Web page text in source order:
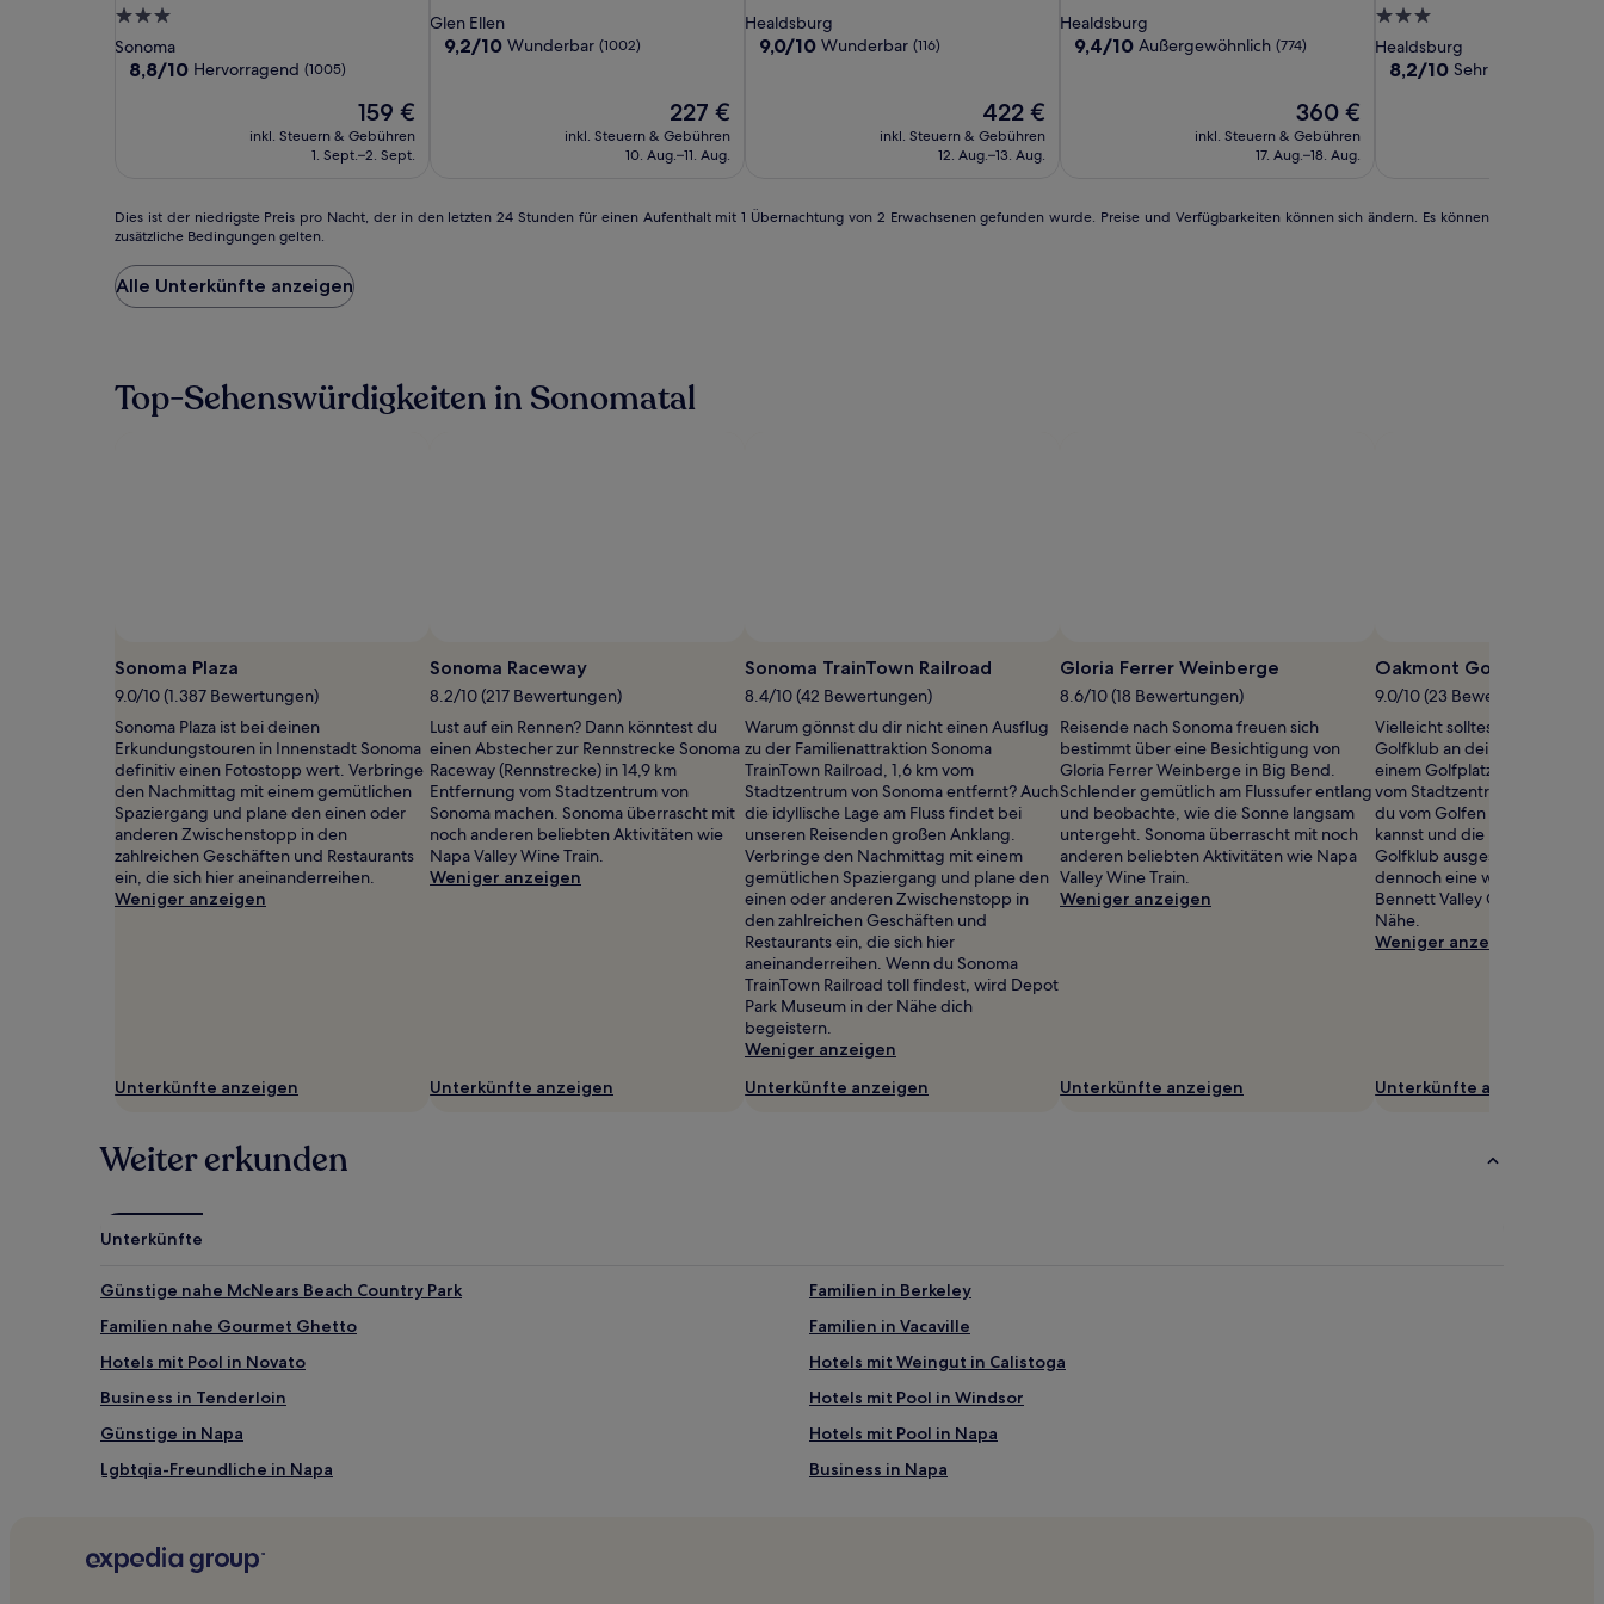
Inn,
Tapestry
Collection
Inn,
Tapestry
Inn,
Tapestry
Inn,
Tapestry
3.0-
Sterne-
Unterkunft
Sonoma
8.8
8,8/10 Hervorragend (1005)
Der
Preis
beträgt
159 €
inkl. Steuern & Gebühren
1. Sept.–2. Sept.
Sterne-
Unterkunft
Glen Ellen
9.2
9,2/10 Wunderbar (1002)
Der
Preis
beträgt
227 €
inkl. Steuern & Gebühren
10. Aug.–11. Aug.
Sterne-
Unterkunft
Healdsburg
9.0
9,0/10 Wunderbar (116)
Der
Preis
beträgt
422 €
inkl. Steuern & Gebühren
12. Aug.–13. Aug.
Sterne-
Unterkunft
Healdsburg
9.4
9,4/10 Außergewöhnlich (774)
Der
Preis
beträgt
360 €
inkl. Steuern & Gebühren
17. Aug.–18. Aug.
Inn
MOD
Collection
3.0-
Sterne-
Unterkunft
Healdsburg
8.2
8,2/10 Sehr gut
Dies
ist
der
niedrigste
Preis
in
den
Preise
und
Verfügbarkeiten
können
sich
ändern.
Es
können
zusätzliche
Bedingungen
gelten.
Dies ist der niedrigste Preis pro Nacht, der in den letzten 24 Stunden für einen Aufenthalt mit 1 Übernachtung von 2 Erwachsenen gefunden wurde. Preise und Verfügbarkeiten können sich ändern. Es können
zusätzliche Bedingungen gelten.
Alle Unterkünfte anzeigen
Top-Sehenswürdigkeiten in Sonomatal
Sonoma Plaza
9.0/10 (1.387 Bewertungen)
Sonoma Plaza ist bei deinen
Erkundungstouren in Innenstadt Sonoma
definitiv einen Fotostopp wert. Verbringe
den Nachmittag mit einem gemütlichen
Spaziergang und plane den einen oder
anderen Zwischenstopp in den
zahlreichen Geschäften und Restaurants
ein, die sich hier aneinanderreihen.
Weniger anzeigen
Unterkünfte anzeigen
Sonoma Raceway
8.2/10 (217 Bewertungen)
Lust auf ein Rennen? Dann könntest du
einen Abstecher zur Rennstrecke Sonoma
Raceway (Rennstrecke) in 14,9 km
Entfernung vom Stadtzentrum von
Sonoma machen. Sonoma überrascht mit
noch anderen beliebten Aktivitäten wie
Napa Valley Wine Train.
Weniger anzeigen
Unterkünfte anzeigen
Foto
von
Perla
Davis
Sonoma TrainTown Railroad
8.4/10 (42 Bewertungen)
Warum gönnst du dir nicht einen Ausflug
zu der Familienattraktion Sonoma
TrainTown Railroad, 1,6 km vom
Stadtzentrum von Sonoma entfernt? Auch
die idyllische Lage am Fluss findet bei
unseren Reisenden großen Anklang.
Verbringe den Nachmittag mit einem
gemütlichen Spaziergang und plane den
einen oder anderen Zwischenstopp in
den zahlreichen Geschäften und
Restaurants ein, die sich hier
aneinanderreihen. Wenn du Sonoma
TrainTown Railroad toll findest, wird Depot
Park Museum in der Nähe dich
begeistern.
Weniger anzeigen
Unterkünfte anzeigen
Gloria Ferrer Weinberge
8.6/10 (18 Bewertungen)
Reisende nach Sonoma freuen sich
bestimmt über eine Besichtigung von
Gloria Ferrer Weinberge in Big Bend.
Schlender gemütlich am Flussufer entlang
und beobachte, wie die Sonne langsam
untergeht. Sonoma überrascht mit noch
anderen beliebten Aktivitäten wie Napa
Valley Wine Train.
Weniger anzeigen
Unterkünfte anzeigen
Oakmont Golfklub
9.0/10 (23 Bewertungen)
Vielleicht solltest du beim
Golfklub an deinem Schwung
einem Golfplatz in 10,6 km
vom Stadtzentrum von Santa
du vom Golfen nicht genug
kannst und die Möglichkeiten
Golfklub ausgeschöpft hast,
dennoch eine weitere Runde
Bennett Valley Golfplatz ist
Nähe.
Weniger anzeigen
Unterkünfte anzeigen
Weiter erkunden
Unterkünfte
Günstige nahe McNears Beach Country Park
Familien in Berkeley
Familien nahe Gourmet Ghetto
Familien in Vacaville
Hotels mit Pool in Novato
Hotels mit Weingut in Calistoga
Business in Tenderloin
Hotels mit Pool in Windsor
Günstige in Napa
Hotels mit Pool in Napa
Lgbtqia-Freundliche in Napa
Business in Napa
Familien nahe Bodega Dunes